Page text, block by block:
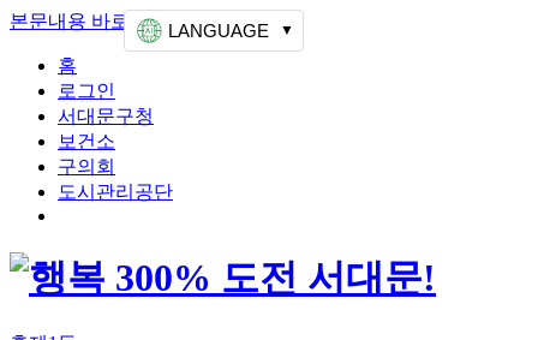
본문내용 바로가기 상단메뉴 가기
홈
로그인
서대문구청
보건소
구의회
도시관리공단
LANGUAGE